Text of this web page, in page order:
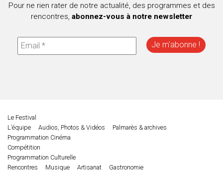
Pour ne rien rater de notre actualité, des programmes et des
rencontres, abonnez-vous à notre newsletter
Le Festival
L’équipe
Audios, Photos & Vidéos
Palmarès & archives
Programmation Cinéma
Compétition
Programmation Culturelle
Rencontres
Musique Artisanat Gastronomie